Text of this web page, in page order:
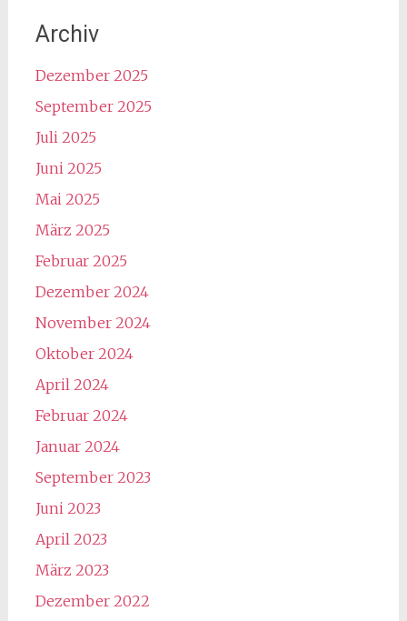
Archiv
Dezember 2025
September 2025
Juli 2025
Juni 2025
Mai 2025
März 2025
Februar 2025
Dezember 2024
November 2024
Oktober 2024
April 2024
Februar 2024
Januar 2024
September 2023
Juni 2023
April 2023
März 2023
Dezember 2022